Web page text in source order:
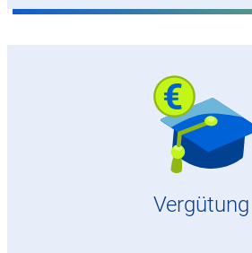
Vergütung
1.200–1.400 Euro/Monat je
zzgl. bis zu 400 Euro/